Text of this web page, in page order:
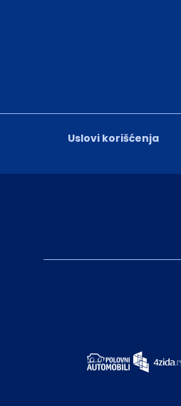
Uslovi korišćenja